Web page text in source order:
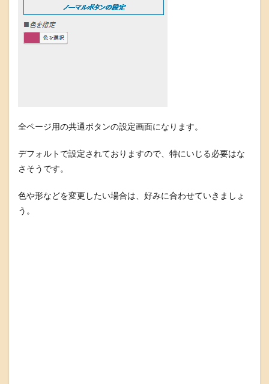
全ページ用の共通ボタンの設定画面になります。
デフォルトで設定されておりますので、特にいじる必要はな
さそうです。
色や形などを変更したい場合は、好みに合わせていきましょ
う。